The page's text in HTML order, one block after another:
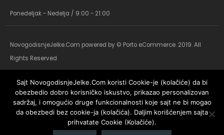
Ponedeljak - Nedelja / 9:00 - 21:00
NovogodisnjeJelke.Com powered by © Porto eCommerce. 2019. All
Rights Reserved
Sajt NovogodisnjeJelke.Com koristi Cookie-je (kolačiće) da bi
obezbedio dobro korisničko iskustvo, prikazao personalizovan
sadržaj, i omogućio druge funkcionalnosti koje sajt ne bi mogao
da obezbedi bez cookie-ja (kolačića). Daljim korišćenjem sajta
prihvatate Cookie (Kolačiće).